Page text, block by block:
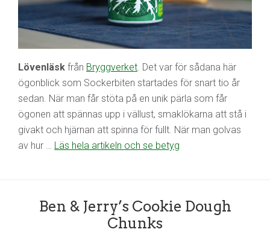
Lövenläsk från Bryggverket. Det var för sådana här
ögonblick som Sockerbiten startades för snart tio år
sedan. När man får stöta på en unik pärla som får
ögonen att spännas upp i vällust, smaklökarna att stå i
givakt och hjärnan att spinna för fullt. När man golvas
av hur … Läs hela artikeln och se betyg
Ben & Jerry’s Cookie Dough
Chunks